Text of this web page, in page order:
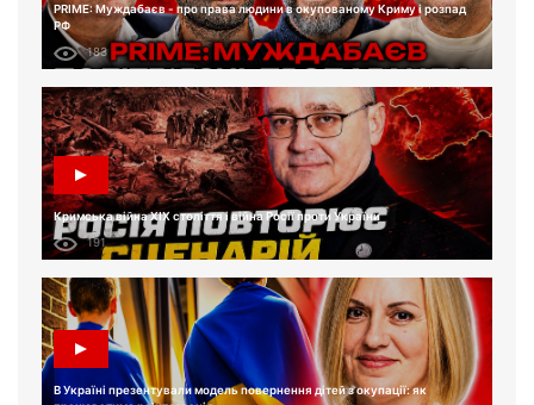
PRIME: Муждабаєв - про права людини в окупованому Криму і розпад
РФ
183
Кримська війна XIX століття і війна Росії проти України
191
В Україні презентували модель повернення дітей з окупації: як